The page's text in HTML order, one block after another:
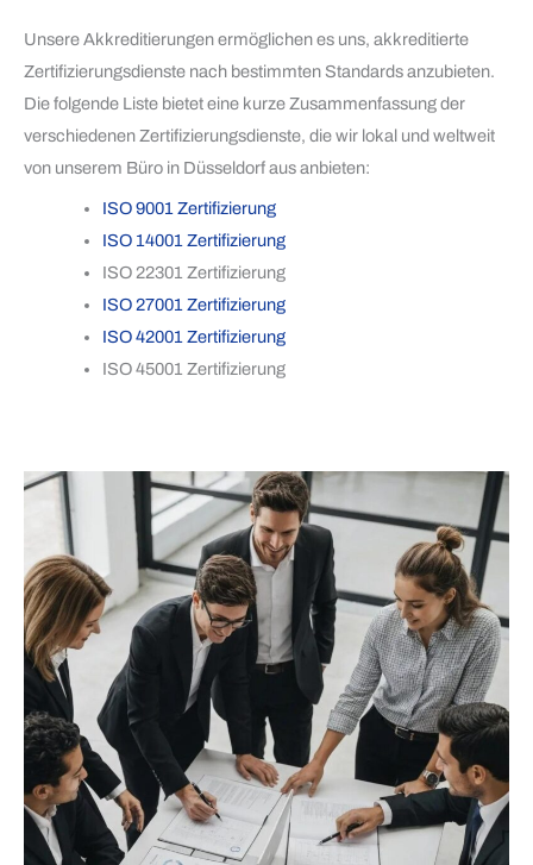
Unsere Akkreditierungen ermöglichen es uns, akkreditierte
Zertifizierungsdienste nach bestimmten Standards anzubieten.
Die folgende Liste bietet eine kurze Zusammenfassung der
verschiedenen Zertifizierungsdienste, die wir lokal und weltweit
von unserem Büro in Düsseldorf aus anbieten:
ISO 9001 Zertifizierung
ISO 14001 Zertifizierung
ISO 22301 Zertifizierung
ISO 27001 Zertifizierung
ISO 42001 Zertifizierung
ISO 45001 Zertifizierung